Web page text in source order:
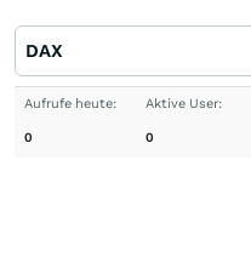
DAX
Aufrufe heute:
0
Aktive User:
0